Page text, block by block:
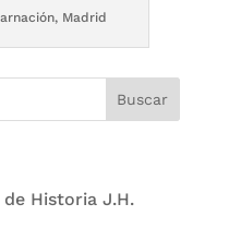
Madrid
Historia J.H.